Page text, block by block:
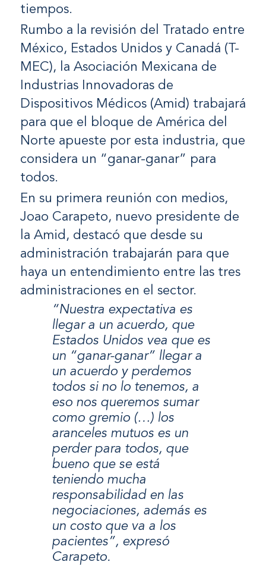
tiempos.
Rumbo a la revisión del Tratado entre
México, Estados Unidos y Canadá (T-
MEC), la Asociación Mexicana de
Industrias Innovadoras de
Dispositivos Médicos (Amid) trabajará
para que el bloque de América del
Norte apueste por esta industria, que
considera un “ganar-ganar” para
todos.
En su primera reunión con medios,
Joao Carapeto, nuevo presidente de
la Amid, destacó que desde su
administración trabajarán para que
haya un entendimiento entre las tres
administraciones en el sector.
“Nuestra expectativa es
llegar a un acuerdo, que
Estados Unidos vea que es
un “ganar-ganar” llegar a
un acuerdo y perdemos
todos si no lo tenemos, a
eso nos queremos sumar
como gremio (…) los
aranceles mutuos es un
perder para todos, que
bueno que se está
teniendo mucha
responsabilidad en las
negociaciones, además es
un costo que va a los
pacientes”, expresó
Carapeto.